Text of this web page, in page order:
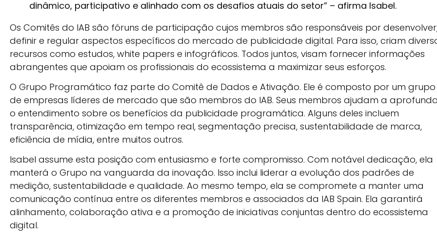
dinâmico, participativo e alinhado com os desafios atuais do setor” – afirma Isabel.
Os Comitês do IAB são fóruns de participação cujos membros são responsáveis por
definir e regular aspectos específicos do mercado de publicidade digital. Para isso, criam
recursos como estudos, white papers e infográficos. Todos juntos, visam fornecer informações
abrangentes que apoiam os profissionais do ecossistema a maximizar seus esforços.
O Grupo Programático faz parte do Comitê de Dados e Ativação. Ele é composto por um grupo
de empresas líderes de mercado que são membros do IAB. Seus membros ajudam a
o entendimento sobre os benefícios da publicidade programática. Alguns deles incluem
transparência, otimização em tempo real, segmentação precisa, sustentabilidade de marca,
eficiência de mídia, entre muitos outros.
Isabel assume esta posição com entusiasmo e forte compromisso. Com notável dedicação, ela
manterá o Grupo na vanguarda da inovação. Isso inclui liderar a evolução dos padrões de
medição, sustentabilidade e qualidade. Ao mesmo tempo, ela se compromete a manter uma
comunicação contínua entre os diferentes membros e associados da IAB Spain. Ela garantirá
alinhamento, colaboração ativa e a promoção de iniciativas conjuntas dentro do ecossistema
digital.